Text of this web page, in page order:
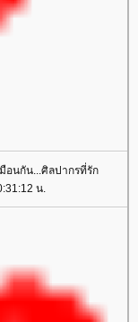
อนกัน...ศิลปากรที่รัก
น.